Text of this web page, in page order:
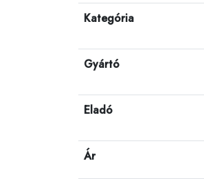
Kategória
Gyártó
Eladó
Ár